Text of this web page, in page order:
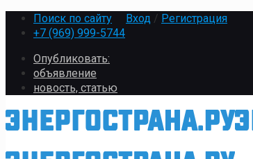
Поиск по сайту Вход / Регистрация
+7 (969) 999-5744
Опубликовать:
объявление
новость, статью